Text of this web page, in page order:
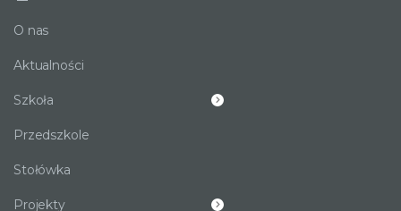
O nas
Aktualności
Szkoła
Przedszkole
Stołówka
Projekty